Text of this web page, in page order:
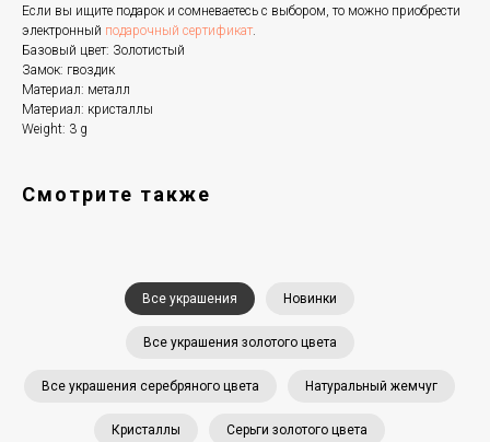
Если вы ищите подарок и сомневаетесь с выбором, то можно приобрести
электронный подарочный сертификат.
Базовый цвет: Золотистый
Замок: гвоздик
Материал: металл
Материал: кристаллы
Weight: 3 g
Смотрите также
Все украшения Новинки
Все украшения золотого цвета
Все украшения серебряного цвета Натуральный жемчуг
Кристаллы Серьги золотого цвета